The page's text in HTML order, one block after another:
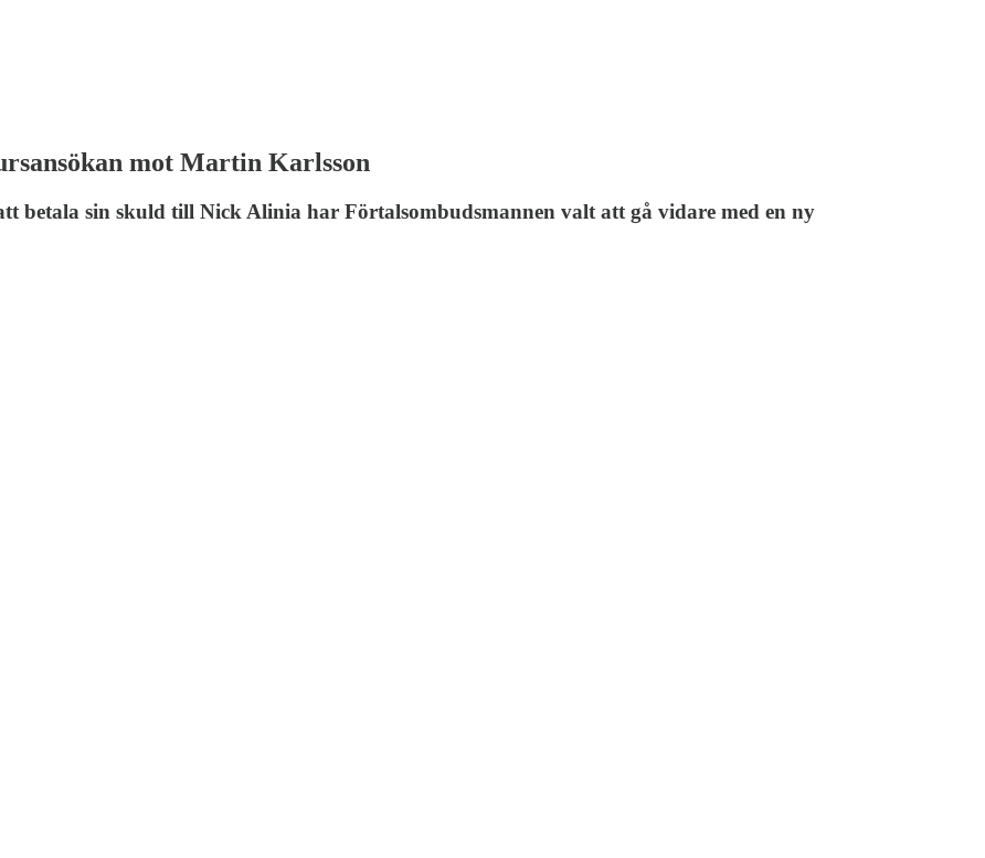
mot Martin Karlsson
betala sin skuld till Nick Alinia har Förtalsombudsmannen valt att gå vidare med en ny